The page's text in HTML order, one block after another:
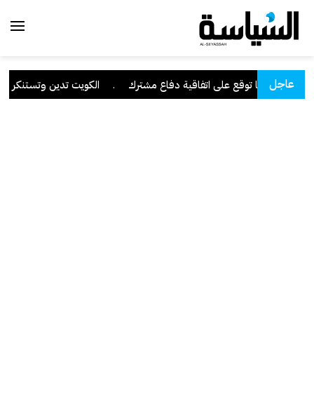
عاجل
توقع على اتفاقية دفاع مشترك . الكويت تدين وتستنكر بشدة